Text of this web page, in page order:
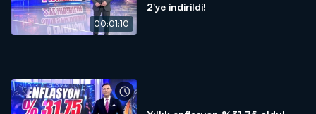
00:01:10
2'ye indirildi!